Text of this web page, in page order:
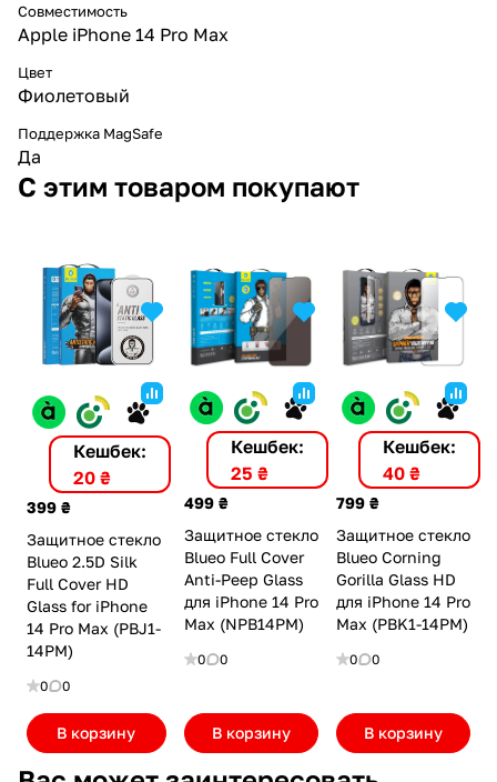
Совместимость
Apple iPhone 14 Pro Max
Цвет
Фиолетовый
Поддержка MagSafe
Да
С этим товаром покупают
Кешбек:
20 ₴
399 ₴
Защитное стекло
Blueo 2.5D Silk
Full Cover HD
Glass for iPhone
14 Pro Max (PBJ1-
14PM)
0 0
В корзину
Кешбек:
25 ₴
499 ₴
Защитное стекло
Blueo Full Cover
Anti-Peep Glass
для iPhone 14 Pro
Max (NPB14PM)
0 0
В корзину
Кешбек:
40 ₴
799 ₴
Защитное стекло
Blueo Corning
Gorilla Glass HD
для iPhone 14 Pro
Max (PBK1-14PM)
0 0
В корзину